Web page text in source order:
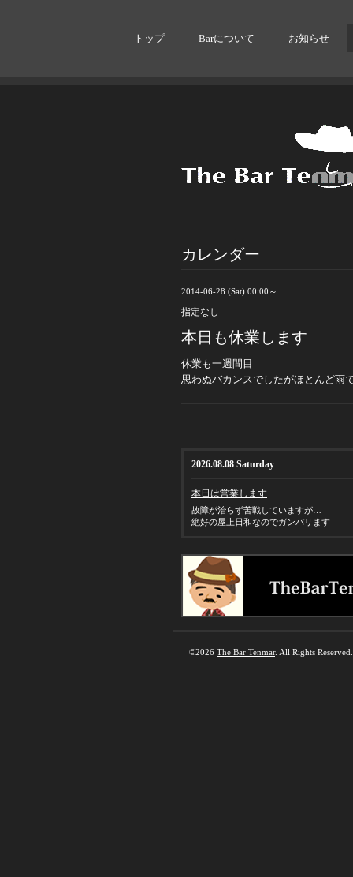
トップ Barについて お知らせ
カレンダー
2014-06-28 (Sat) 00:00～
指定なし
本日も休業します
休業も一週間目
思わぬバカンスでしたがほとんど雨
2026.08.08 Saturday
本日は営業します
故障が治らず苦戦していますが…
絶好の屋上日和なのでガンバリます
©2026 The Bar Tenmar. All Rights Reserved.